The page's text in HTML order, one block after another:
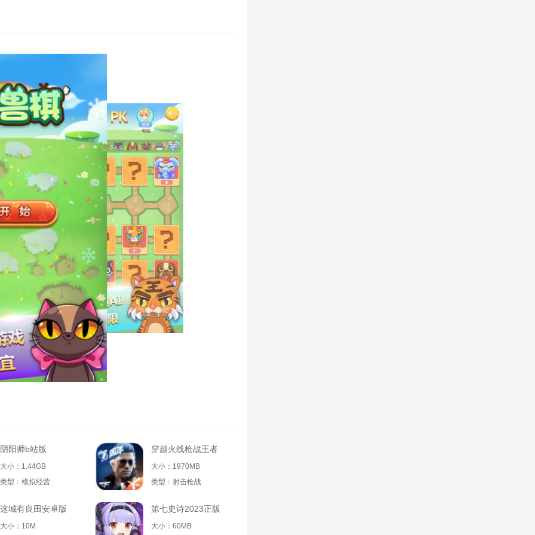
阴阳师b站版
大小：1.44GB
类型：模拟经营
穿越火线枪战王者
大小：1970MB
类型：射击枪战
这城有良田安卓版
大小：10M
第七史诗2023正版
大小：60MB